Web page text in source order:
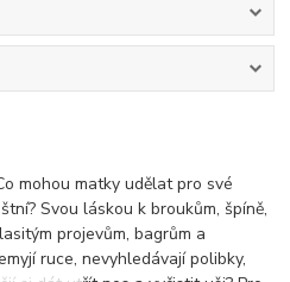
mohou matky udělat pro své
Svou láskou k broukům, špíně,
projevům, bagrům a
ruce, nevyhledávají polibky,